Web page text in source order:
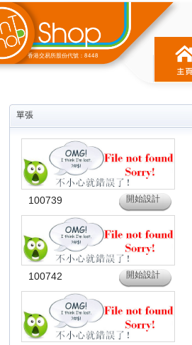
香港交易所股份代號：8448
單張
100739 開始設計
100742 開始設計